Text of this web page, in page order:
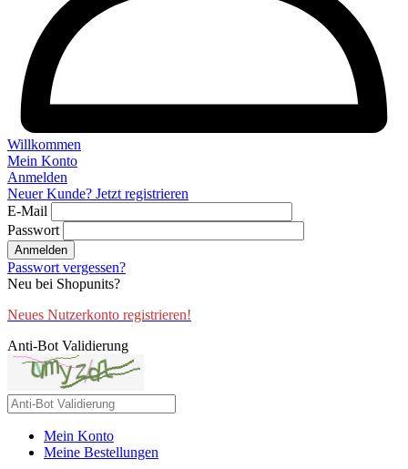
Willkommen
Mein Konto
Anmelden
Neuer Kunde? Jetzt registrieren
E-Mail
Passwort
Anmelden
Passwort vergessen?
Neu bei Shopunits?
Neues Nutzerkonto registrieren!
Anti-Bot Validierung
Mein Konto
Meine Bestellungen